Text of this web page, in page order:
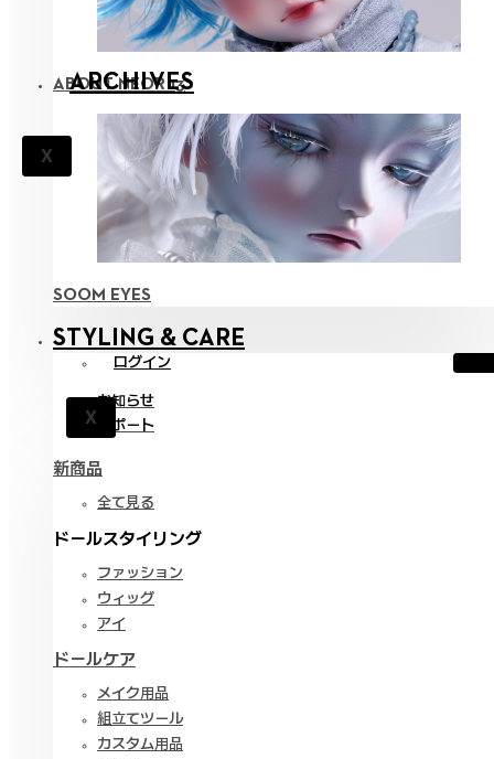
ARCHIVES
X
ABOUT NEOR 13
SOOM EYES
STYLING & CARE
ログイン
X
お知らせ
サポート
新商品
全て見る
ドールスタイリング
ファッション
ウィッグ
アイ
ドールケア
メイク用品
組立てツール
カスタム用品